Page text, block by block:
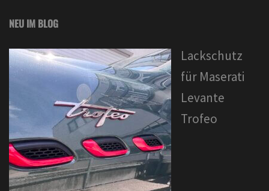
NEU IM BLOG
Lackschutz
für Maserati
Levante
Trofeo